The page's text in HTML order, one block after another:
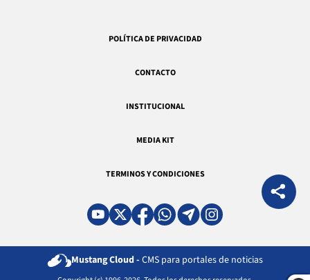
POLÍTICA DE PRIVACIDAD
CONTACTO
INSTITUCIONAL
MEDIA KIT
TERMINOS Y CONDICIONES
Mustang Cloud - CMS para portales de noticias